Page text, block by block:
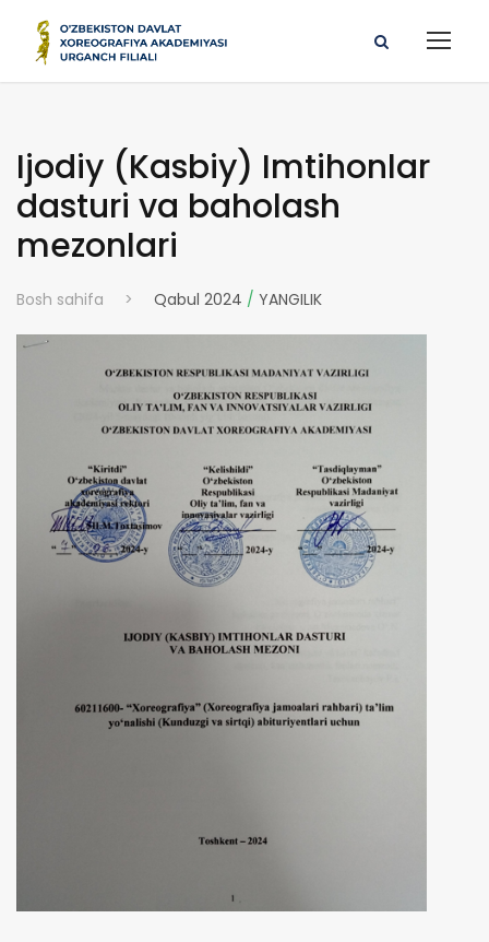
Ijodiy (Kasbiy) Imtihonlar
dasturi va baholash
mezonlari
Bosh sahifa > Qabul 2024 / YANGILIK